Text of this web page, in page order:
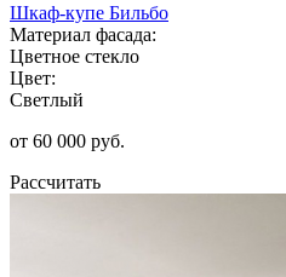
Шкаф-купе Бильбо
Материал фасада:
Цветное стекло
Цвет:
Светлый
от 60 000 руб.
Рассчитать